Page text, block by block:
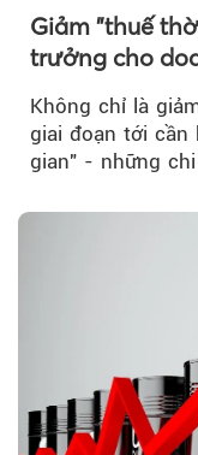
Giảm "thuế
trưởng cho
Không chỉ là
giai đoạn tới
gian" - những